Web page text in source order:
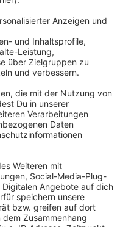
Das müsst ihr
in Leverkusen